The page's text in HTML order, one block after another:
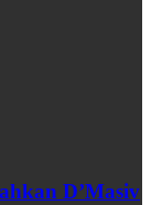
D’Masiv